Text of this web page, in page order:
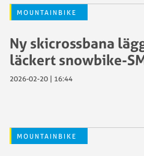
MOUNTAINBIKE
Ny skicrossbana
läckert snowbike-
2026-02-20 | 16:44
MOUNTAINBIKE